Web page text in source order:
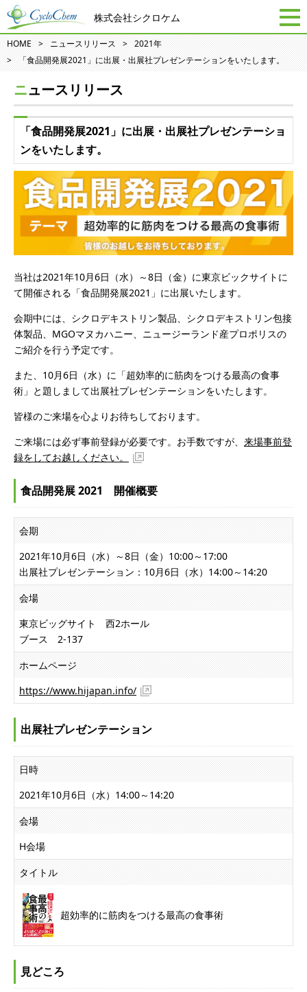
株式会社シクロケム
HOME ニュースリリース
2021年
「食品開発展2021」に出展・出展社プレゼンテーションをいたします。
ニュースリリース
「食品開発展2021」に出展・出展社プレゼンテーショ
ンをいたします。
当社は2021年10月6日（水）～8日（金）に東京ビックサイトに
て開催される「食品開発展2021」に出展いたします。
会期中には、シクロデキストリン製品、シクロデキストリン包接
体製品、MGOマヌカハニー、ニュージーランド産プロポリスの
ご紹介を行う予定です。
また、10月6日（水）に「超効率的に筋肉をつける最高の食事
術」と題しまして出展社プレゼンテーションをいたします。
皆様のご来場を心よりお待ちしております。
ご来場には必ず事前登録が必要です。お手数ですが、 来場事前登
録をしてお越しください。
食品開発展 2021 開催概要
会期
2021年10月6日（水）～8日（金）10:00～17:00
出展社プレゼンテーション：10月6日（水）14:00～14:20
会場
東京ビッグサイト 西2ホール
ブース 2-137
ホームページ
https://www.hijapan.info/
出展社プレゼンテーション
日時
2021年10月6日（水）14:00～14:20
会場
H会場
タイトル
超効率的に筋肉をつける最高の食事術
見どころ